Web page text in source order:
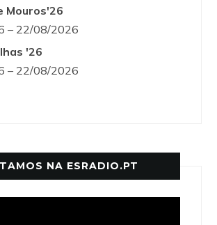
Mouros'26
– 22/08/2026
'26
– 22/08/2026
NA ESRADIO.PT